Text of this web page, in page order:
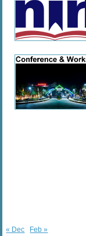
« Dec
Feb »